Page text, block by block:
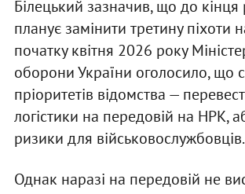
Білецький зазначив, що до кінця
планує замінити третину піхоти
початку квітня 2026 року
оборони України оголосило, що
пріоритетів відомства —
логістики на передовій на НРК,
ризики для військовослужбовців.
Однак наразі на передовій не